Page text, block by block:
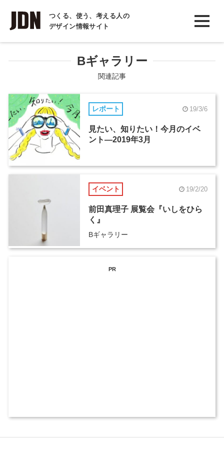
つくる、使う、考える人の
デザイン情報サイト
INTERVIEW
インタビュー
COLUMN
コラム
Bギャラリー
関連記事
レポート 19/3/6
見たい、知りたい！今月のイベ
ント―2019年3月
イベント 19/2/20
前田真理子 展覧会『いしをひら
く』
Bギャラリー
PR